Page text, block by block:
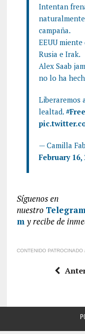
Intentan
campaña.
EEUU
Rusia e Irak.
Alex Saab
no lo ha
Liberaremos
lealtad.
— Camilla
February 16,
Síguenos en
nuestro
m y recibe de
CONTENIDO